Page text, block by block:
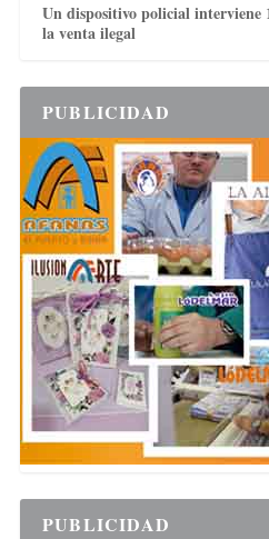
Un dispositivo policial interviene
la venta ilegal
PUBLICIDAD
PUBLICIDAD